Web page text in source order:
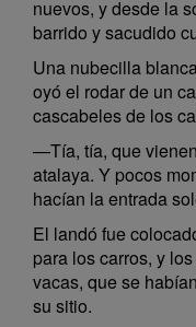
nuevos, y desde la
barrido y sacudido
Una nubecilla
oyó el rodar de un
cascabeles de los
—Tía, tía, que
atalaya. Y pocos
hacían la entrada
El landó fue
para los carros, y
vacas, que se
su sitio.